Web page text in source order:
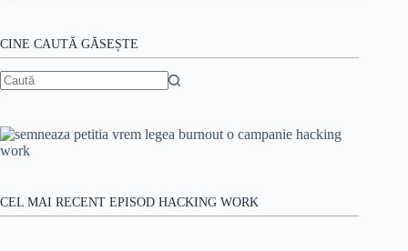
purgativ
CINE CAUTĂ GĂSEȘTE
CEL MAI RECENT EPISOD HACKING WORK